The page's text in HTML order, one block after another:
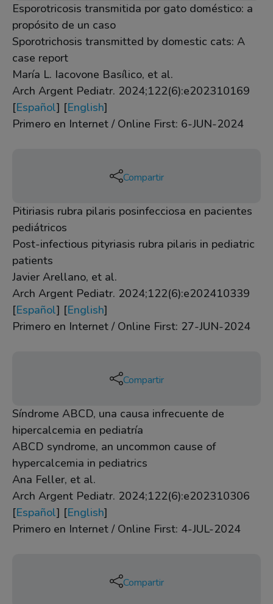
Esporotricosis transmitida por gato doméstico: a
propósito de un caso
Sporotrichosis transmitted by domestic cats: A
case report
María L. Iacovone Basílico, et al.
Arch Argent Pediatr. 2024;122(6):e202310169
[Español] [English]
Primero en Internet / Online First: 6-JUN-2024
Compartir
Pitiriasis rubra pilaris posinfecciosa en pacientes
pediátricos
Post-infectious pityriasis rubra pilaris in pediatric
patients
Javier Arellano, et al.
Arch Argent Pediatr. 2024;122(6):e202410339
[Español] [English]
Primero en Internet / Online First: 27-JUN-2024
Compartir
Síndrome ABCD, una causa infrecuente de
hipercalcemia en pediatría
ABCD syndrome, an uncommon cause of
hypercalcemia in pediatrics
Ana Feller, et al.
Arch Argent Pediatr. 2024;122(6):e202310306
[Español] [English]
Primero en Internet / Online First: 4-JUL-2024
Compartir